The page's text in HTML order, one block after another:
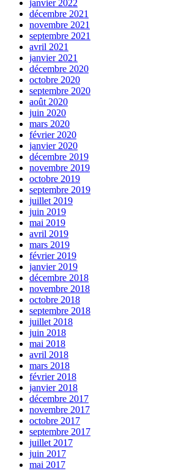
janvier 2022
décembre 2021
novembre 2021
septembre 2021
avril 2021
janvier 2021
décembre 2020
octobre 2020
septembre 2020
août 2020
juin 2020
mars 2020
février 2020
janvier 2020
décembre 2019
novembre 2019
octobre 2019
septembre 2019
juillet 2019
juin 2019
mai 2019
avril 2019
mars 2019
février 2019
janvier 2019
décembre 2018
novembre 2018
octobre 2018
septembre 2018
juillet 2018
juin 2018
mai 2018
avril 2018
mars 2018
février 2018
janvier 2018
décembre 2017
novembre 2017
octobre 2017
septembre 2017
juillet 2017
juin 2017
mai 2017